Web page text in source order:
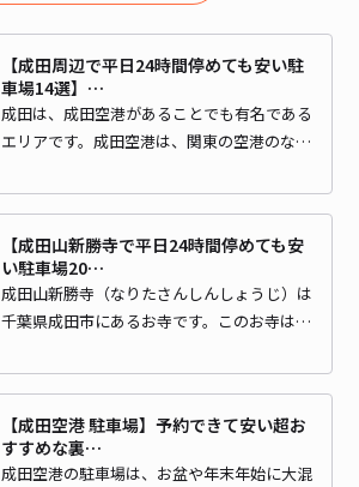
【成田周辺で平日24時間停めても安い駐
車場14選】…
成田は、成田空港があることでも有名である
エリアです。成田空港は、関東の空港のな…
【成田山新勝寺で平日24時間停めても安
い駐車場20…
成田山新勝寺（なりたさんしんしょうじ）は
千葉県成田市にあるお寺です。このお寺は…
【成田空港 駐車場】予約できて安い超お
すすめな裏…
成田空港の駐車場は、お盆や年末年始に大混